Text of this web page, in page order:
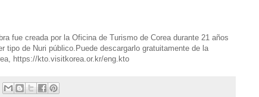
fue creada por la Oficina de Turismo de Corea durante 21 años
tipo de Nuri público.Puede descargarlo gratuitamente de la
https://kto.visitkorea.or.kr/eng.kto